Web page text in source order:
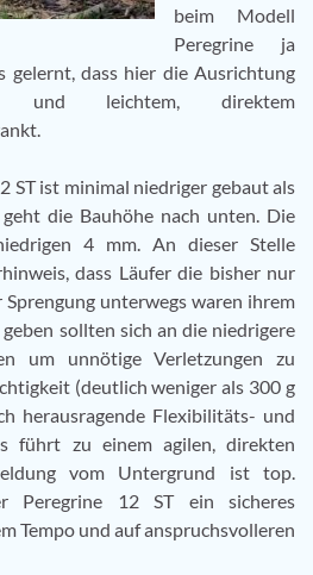
beim Modell
Peregrine ja
gelernt, dass hier die Ausrichtung
und leichtem, direktem
ST ist minimal niedriger gebaut als
die Bauhöhe nach unten. Die
4 mm. An dieser Stelle
dass Läufer die bisher nur
unterwegs waren ihrem
sollten sich an die niedrigere
um unnötige Verletzungen zu
(deutlich weniger als 300 g
herausragende Flexibilitäts- und
führt zu einem agilen, direkten
vom Untergrund ist top.
Peregrine 12 ST ein sicheres
Tempo und auf anspruchsvolleren